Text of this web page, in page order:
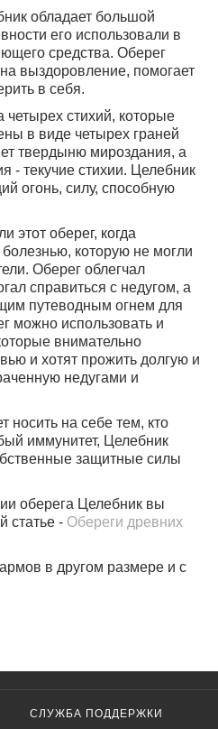
обладает большой
его использовали в
средства. Оберег
выздоровление, помогает
в себя.
четырех стихий, которые
в виде четырех граней
твердыню мироздания, а
- текучие стихии. Целебник
огонь, силу, способную
этот оберег, когда
которую не могли
Оберег облегчал
справиться с недугом, а
путеводным огнем для
можно использовать и
внимательно
и хотят прожить долгую и
недугами и
носить на себе тем, кто
иммунитет, Целебник
защитные силы
оберега Целебник вы
статье - Обереги древних
в другом размере и с
СЛУЖБА ПОДДЕРЖКИ